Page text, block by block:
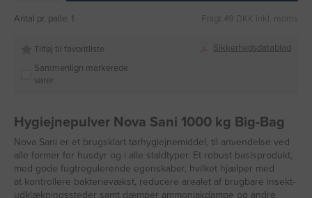
Antal pr. palle: 1 Fragt 49 DKK inkl. moms
Tilføj til favoritliste
Sammenlign markerede
varer
Sikkerhedsdatablad
Hygiejnepulver Nova Sani 1000 kg Big-Bag
Nova Sani er et brugsklart tørhygiejnemiddel, til anvendelse ved
alle former for husdyr og i alle staldtyper. Et robust basisprodukt,
med gode fugtregulerende egenskaber, hvilket hjælper med
at kontrollere bakterievækst, reducere arealet af brugbare insekt-
udklækningssteder samt dæmper ammoniakdampe og andre